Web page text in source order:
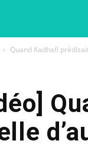
Quand Kadhafi